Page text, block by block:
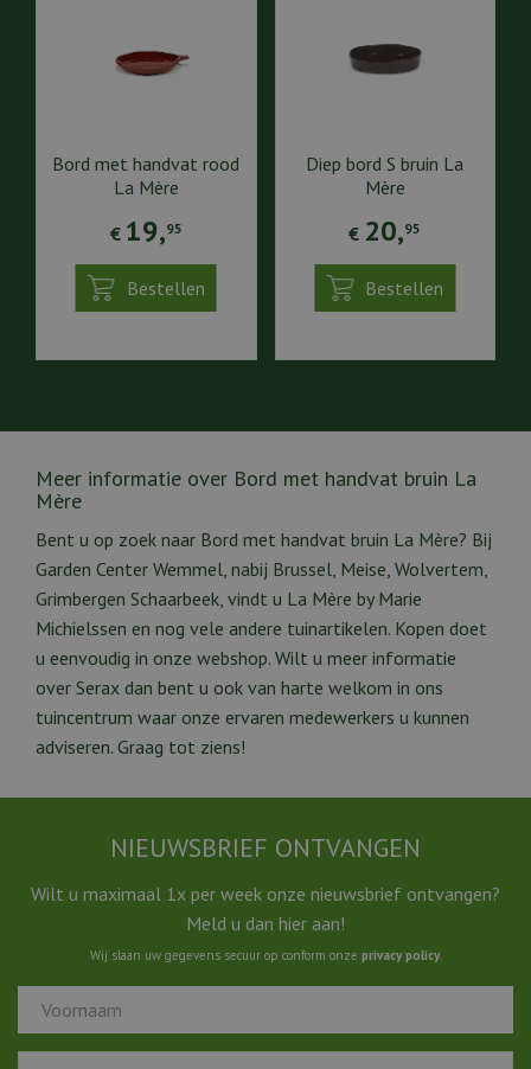
Bord met handvat rood
La Mère
€ 19,95
Bestellen
Diep bord S bruin La
Mère
€ 20,95
Bestellen
Meer informatie over Bord met handvat bruin La
Mère
Bent u op zoek naar Bord met handvat bruin La Mère? Bij
Garden Center Wemmel, nabij Brussel, Meise, Wolvertem,
Grimbergen Schaarbeek, vindt u La Mère by Marie
Michielssen en nog vele andere tuinartikelen. Kopen doet
u eenvoudig in onze webshop. Wilt u meer informatie
over Serax dan bent u ook van harte welkom in ons
tuincentrum waar onze ervaren medewerkers u kunnen
adviseren. Graag tot ziens!
NIEUWSBRIEF ONTVANGEN
Wilt u maximaal 1x per week onze nieuwsbrief ontvangen?
Meld u dan hier aan!
Wij slaan uw gegevens secuur op conform onze privacy policy.